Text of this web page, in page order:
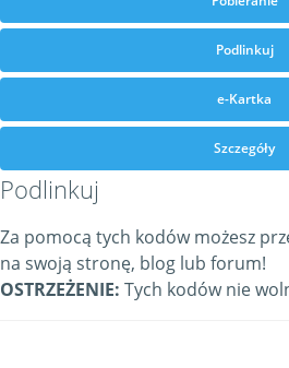
Podlinkuj
e-Kartka
Szczegóły
Podlinkuj
Za pomocą tych kodów możesz
na swoją stronę, blog lub forum!
OSTRZEŻENIE: Tych kodów nie